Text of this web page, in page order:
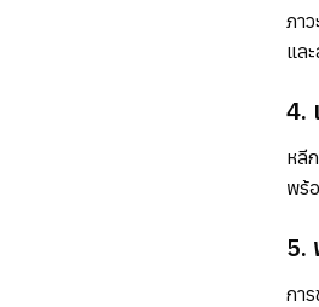
ภา
แล
4.
หลี
พร้
5.
กา